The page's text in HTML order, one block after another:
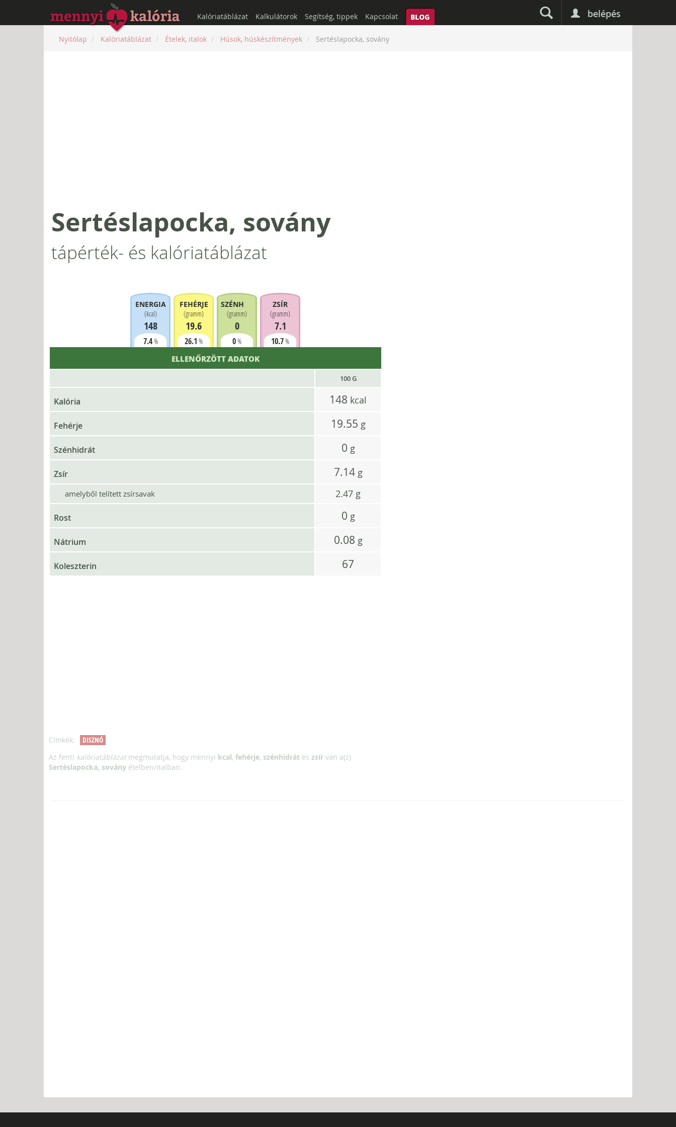
belépés
Kalóriatáblázat Kalkulátorok Segítség, tippek Kapcsolat BLOG
Nyitólap Kalóriatáblázat Ételek, italok Húsok, húskészítmények Sertéslapocka, sovány
Sertéslapocka, sovány
tápérték- és kalóriatáblázat
ENERGIA
(kcal)
148
7.4%
FEHÉRJE
(gramm)
19.6
26.1 %
SZÉNHIDRÁT
(gramm)
0
0%
ZSÍR
(gramm)
7.1
10.7%
ELLENŐRZÖTT ADATOK
100 G
Kalória 148 kcal
Fehérje 19.55 g
Szénhidrát 0 g
Zsír 7.14 g
amelyből telített zsírsavak 2.47 g
Rost 0 g
Nátrium 0.08 g
Koleszterin 67
Címkék:
DISZNÓ
Az fenti kalóriatáblázatmegmutatja, hogy mennyi kcal, fehérje, szénhidrát és zsír van a(z)
Sertéslapocka, sovány ételben/italban.